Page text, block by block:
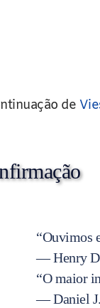
de
“Ouvimos
— Henry
“O maior
— Daniel